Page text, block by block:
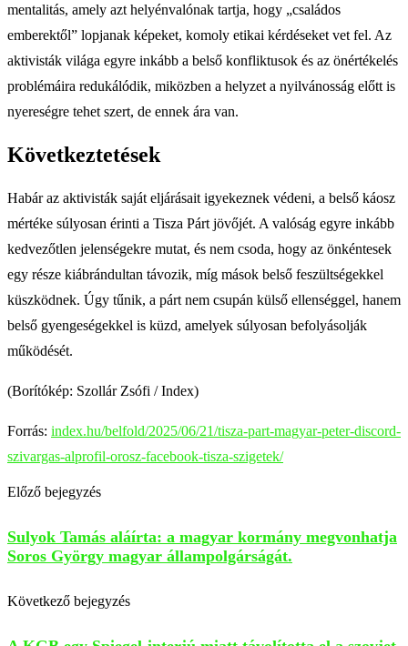
mentalitás, amely azt helyénvalónak tartja, hogy „családos
emberektől” lopjanak képeket, komoly etikai kérdéseket vet fel. Az
aktivisták világa egyre inkább a belső konfliktusok és az önértékelés
problémáira redukálódik, miközben a helyzet a nyilvánosság előtt is
nyereségre tehet szert, de ennek ára van.
Következtetések
Habár az aktivisták saját eljárásait igyekeznek védeni, a belső káosz
mértéke súlyosan érinti a Tisza Párt jövőjét. A valóság egyre inkább
kedvezőtlen jelenségekre mutat, és nem csoda, hogy az önkéntesek
egy része kiábrándultan távozik, míg mások belső feszültségekkel
küszködnek. Úgy tűnik, a párt nem csupán külső ellenséggel, hanem
belső gyengeségekkel is küzd, amelyek súlyosan befolyásolják
működését.
(Borítókép: Szollár Zsófi / Index)
Forrás: index.hu/belfold/2025/06/21/tisza-part-magyar-peter-discord-
szivargas-alprofil-orosz-facebook-tisza-szigetek/
Előző bejegyzés
Sulyok Tamás aláírta: a magyar kormány megvonhatja
Soros György magyar állampolgárságát.
Következő bejegyzés